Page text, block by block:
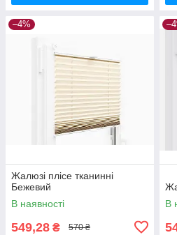
–4%
Жалюзі плісе тканинні
Бежевий
В наявності
549,28 ₴ 570 ₴
В